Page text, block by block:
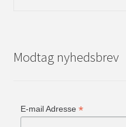
Modtag nyhedsbrev
E-mail Adresse *